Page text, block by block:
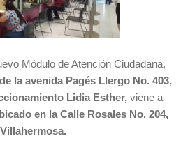
Módulo de Atención Ciudadana,
la avenida Pagés Llergo No. 403,
Lidia Esther, viene a
en la Calle Rosales No. 204,